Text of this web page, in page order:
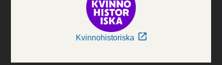
Kvinnohistoriska